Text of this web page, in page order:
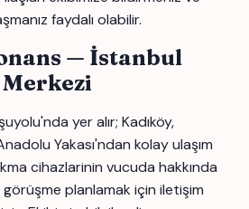
faydalı olabilir.
— İstanbul
yer alır; Kadıköy,
Yakası'ndan kolay ulaşım
cihazlarinin vucuda hakkında
planlamak için iletişim